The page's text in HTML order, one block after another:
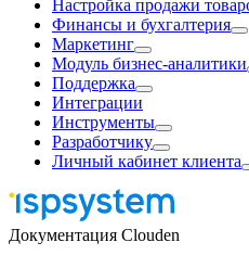
Настройка продажи
Финансы и бухгалтерия
Маркетинг
Модуль бизнес-аналитики
Поддержка
Интеграции
Инструменты
Разработчику
Личный кабинет клиента
Документация Clouden